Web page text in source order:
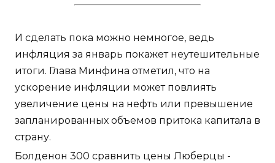
И сделать пока можно немногое, ведь
инфляция за январь покажет неутешительные
итоги. Глава Минфина отметил, что на
ускорение инфляции может повлиять
увеличение цены на нефть или превышение
запланированных объемов притока капитала в
страну.
Болденон 300 сравнить цены Люберцы -